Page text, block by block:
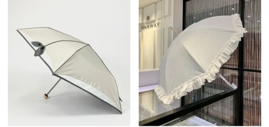
その他
価格・割引率